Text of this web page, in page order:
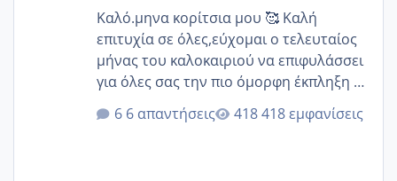
Καλό.μηνα κορίτσια μου 🥰 Καλή
επιτυχία σε όλες,εύχομαι ο τελευταίος
μήνας του καλοκαιριού να επιφυλάσσει
για όλες σας την πιο όμορφη έκπληξη 🧿
@Elk @Melikara86 @Παρασκευαιδου
@Zenia z @melitiniღ @Christi.D.
6 απαντήσεις 418 εμφανίσεις